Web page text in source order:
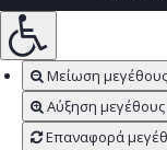
Μείωση
Αύξηση
Επαναφορά